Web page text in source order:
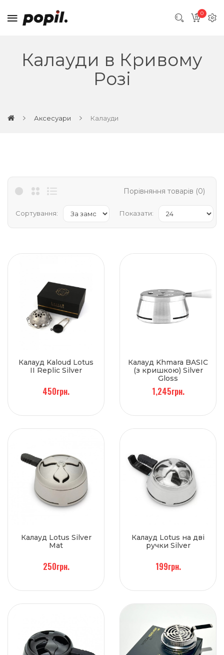
0
Калауди в Кривому
Розі
Аксесуари Калауди
Порівняння товарів (0)
Сортування: Показати:
Калауд Kaloud Lotus
II Replic Silver
450грн.
Калауд Khmara BASIC
(з кришкою) Silver
Gloss
1,245грн.
Калауд Lotus Silver
Mat
250грн.
Калауд Lotus на дві
ручки Silver
199грн.